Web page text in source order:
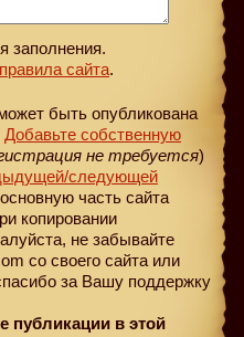
заполнения.
правила сайта.
быть опубликована
Добавьте собственную
не требуется)
/следующей
часть сайта
копировании
не забывайте
со своего сайта или
за Вашу поддержку
публикации в этой